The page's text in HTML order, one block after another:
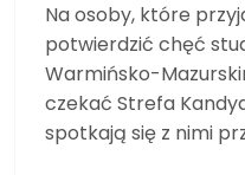
Na osoby, które
potwierdzić chęć
Warmińsko-
czekać Strefa
spotkają się z nimi